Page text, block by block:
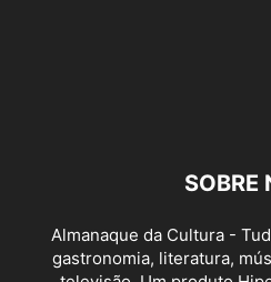
SOBRE
Almanaque da Cultura -
gastronomia, literatura,